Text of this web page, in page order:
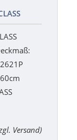
Versand)